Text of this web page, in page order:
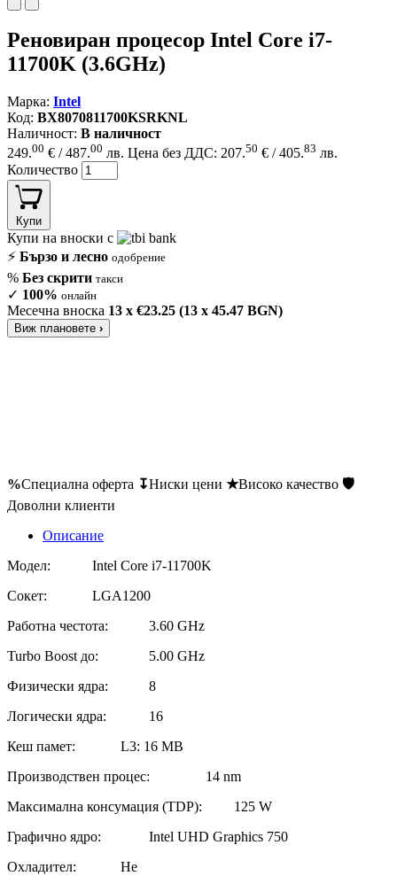
Реновиран процесор Intel Core i7-
11700K (3.6GHz)
Марка: Intel
Код: BX8070811700KSRKNL
Наличност: В наличност
249.00 € / 487.00 лв. Цена без ДДС: 207.50 € / 405.83 лв.
Количество
Купи
Купи на вноски с
⚡ Бързо и лесно одобрение
% Без скрити такси
✓ 100% онлайн
Месечна вноска 13 x €23.25 (13 x 45.47 BGN)
Виж плановете ›
%Специална оферта ↧Ниски цени ★Високо качество 🛡
Доволни клиенти
Описание
Модел:
Intel Core i7-11700K
Сокет:
LGA1200
Работна честота:
3.60 GHz
Turbo Boost до:
5.00 GHz
Физически ядра:
8
Логически ядра:
16
Кеш памет:
L3: 16 MB
Производствен процес:
14 nm
Максимална консумация (TDP):
125 W
Графично ядро:
Intel UHD Graphics 750
Охладител:
Не